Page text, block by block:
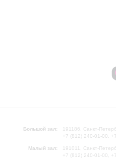
Большой зал:
191186, Санкт-
+7 (812) 240-01-00,
Малый зал:
191011, Санкт-
+7 (812) 240-01-00,